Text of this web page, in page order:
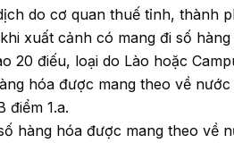
do cơ quan thuế tỉnh, thành
xuất cảnh có mang đi số
20 điếu, loại do Lào hoặc
hóa được mang theo về
điểm 1.a.
hàng hóa được mang theo về